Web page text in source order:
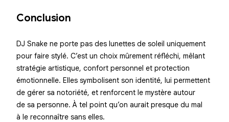
Conclusion
DJ Snake ne porte pas des lunettes de soleil uniquement
pour faire stylé. C’est un choix mûrement réfléchi, mêlant
stratégie artistique, confort personnel et protection
émotionnelle. Elles symbolisent son identité, lui permettent
de gérer sa notoriété, et renforcent le mystère autour
de sa personne. À tel point qu’on aurait presque du mal
à le reconnaître sans elles.